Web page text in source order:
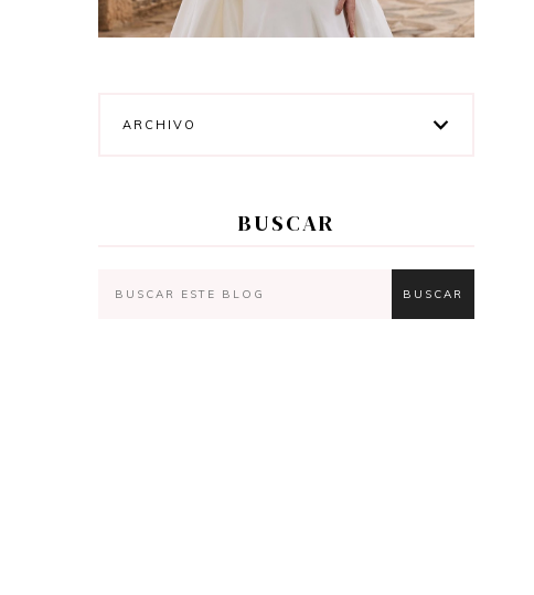
ARCHIVO
BUSCAR